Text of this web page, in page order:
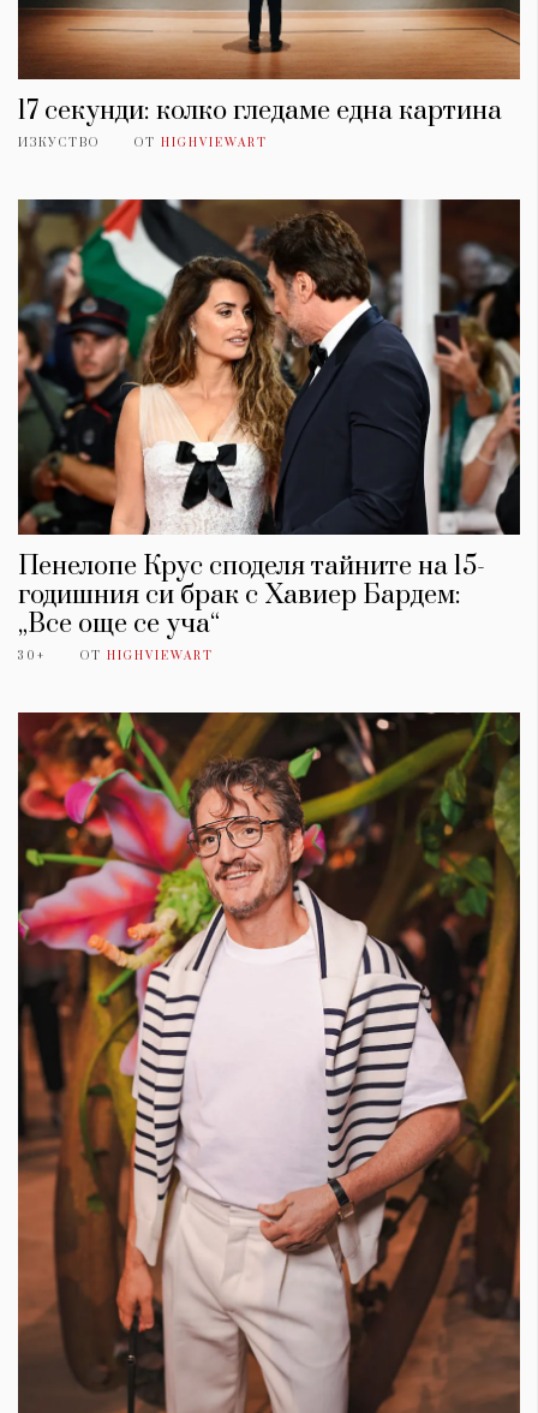
17 секунди: колко гледаме една картина
ИЗКУСТВО ОТ HIGHVIEWART
Пенелопе Крус споделя тайните на 15-
годишния си брак с Хавиер Бардем:
„Все още се уча“
30+ ОТ HIGHVIEWART